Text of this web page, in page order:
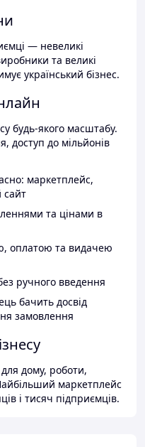
— невеликі
та великі
український бізнес.
будь-якого масштабу.
доступ до мільйонів
маркетплейс,
сайт
та цінами в
оплатою та видачею
ручного введення
бачить досвід
замовлення
дому, роботи,
маркетплейс
і тисяч підприємців.